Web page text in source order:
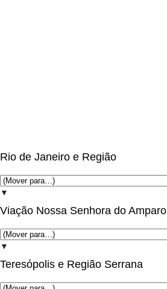
Rio de Janeiro e Região
▼
Viação Nossa Senhora do Amparo
▼
Teresópolis e Região Serrana